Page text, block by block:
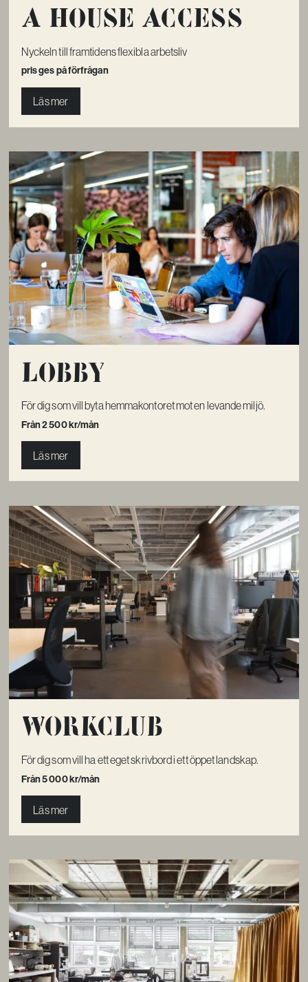
A House Access
Nyckeln till framtidens flexibla arbetsliv
pris ges på förfrågan
Läs mer
Lobby
För dig som vill byta hemmakontoret mot en levande miljö.
Från 2 500 kr/mån
Läs mer
Workclub
För dig som vill ha ett eget skrivbord i ett öppet landskap.
Från 5 000 kr/mån
Läs mer